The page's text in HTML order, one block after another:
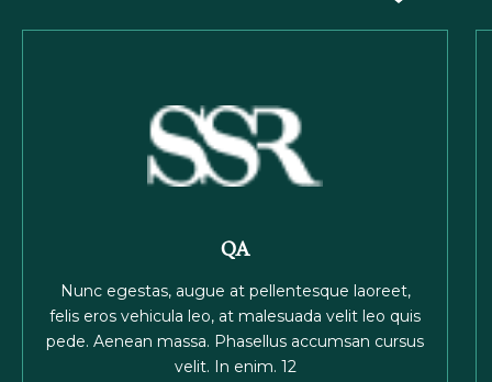
QA
Nunc egestas, augue at pellentesque laoreet,
felis eros vehicula leo, at malesuada velit leo quis
pede. Aenean massa. Phasellus accumsan cursus
velit. In enim. 12